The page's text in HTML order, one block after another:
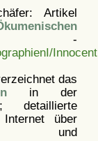
Artikel
das
in der
detaillierte
über